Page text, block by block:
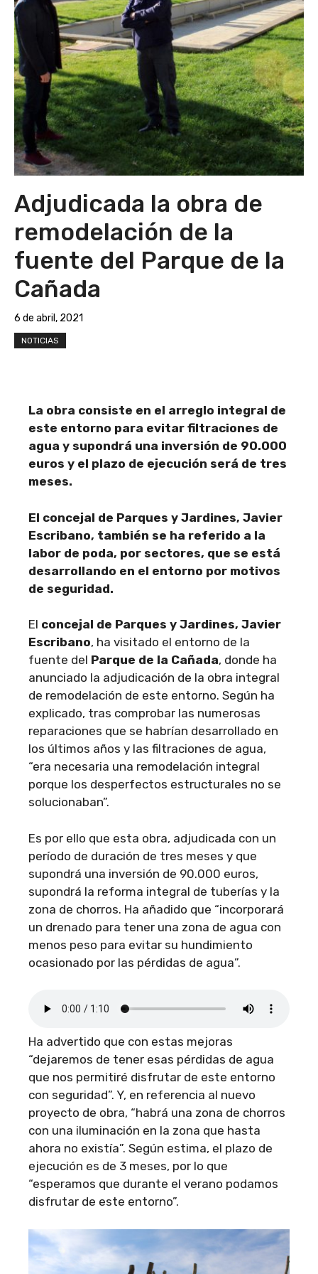
Adjudicada la obra de
remodelación de la
fuente del Parque de la
Cañada
6 de abril, 2021
NOTICIAS
La obra consiste en el arreglo integral de
este entorno para evitar filtraciones de
agua y supondrá una inversión de 90.000
euros y el plazo de ejecución será de tres
meses.
El concejal de Parques y Jardines, Javier
Escribano, también se ha referido a la
labor de poda, por sectores, que se está
desarrollando en el entorno por motivos
de seguridad.
El concejal de Parques y Jardines, Javier
Escribano, ha visitado el entorno de la
fuente del Parque de la Cañada, donde ha
anunciado la adjudicación de la obra integral
de remodelación de este entorno. Según ha
explicado, tras comprobar las numerosas
reparaciones que se habrían desarrollado en
los últimos años y las filtraciones de agua,
“era necesaria una remodelación integral
porque los desperfectos estructurales no se
solucionaban”.
Es por ello que esta obra, adjudicada con un
período de duración de tres meses y que
supondrá una inversión de 90.000 euros,
supondrá la reforma integral de tuberías y la
zona de chorros. Ha añadido que “incorporará
un drenado para tener una zona de agua con
menos peso para evitar su hundimiento
ocasionado por las pérdidas de agua”.
Ha advertido que con estas mejoras
“dejaremos de tener esas pérdidas de agua
que nos permitiré disfrutar de este entorno
con seguridad”. Y, en referencia al nuevo
proyecto de obra, “habrá una zona de chorros
con una iluminación en la zona que hasta
ahora no existía”. Según estima, el plazo de
ejecución es de 3 meses, por lo que
“esperamos que durante el verano podamos
disfrutar de este entorno”.